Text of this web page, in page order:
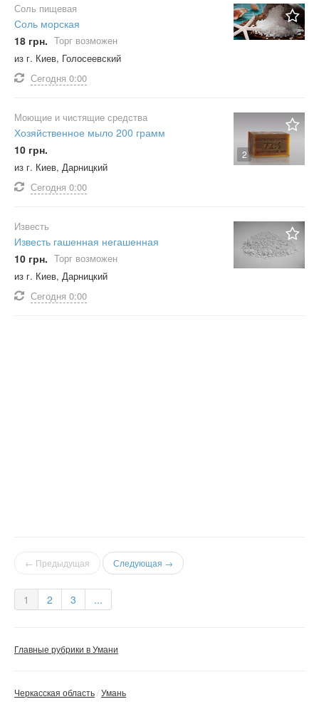
Соль пищевая
Соль морская
18 грн. Торг возможен
из г. Киев, Голосеевский
Сегодня 0:00
2
Моющие и чистящие средства
Хозяйственное мыло 200 грамм
10 грн.
из г. Киев, Дарницкий
Сегодня 0:00
Известь
Известь гашенная негашенная
10 грн. Торг возможен
из г. Киев, Дарницкий
Сегодня 0:00
← Предыдущая Следующая →
1 2 3 ...
Главные рубрики в Умани
Черкасская область Умань